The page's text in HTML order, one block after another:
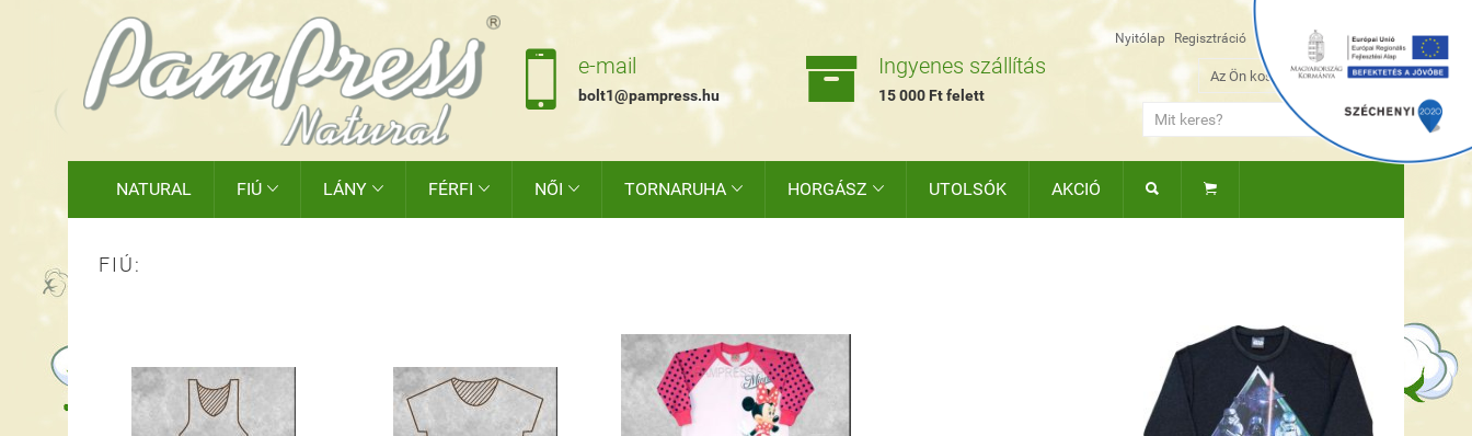
 e-mail
bolt1@pampress.hu  Ingyenes szállítás
15 000 Ft felett
Nyitólap Regisztráció Belépés Kapcsolat
Az Ön kosaraüres.


NATURAL FIÚ  LÁNY  FÉRFI  NŐI  TORNARUHA  HORGÁSZ  UTOLSÓK AKCIÓ  
FIÚ: